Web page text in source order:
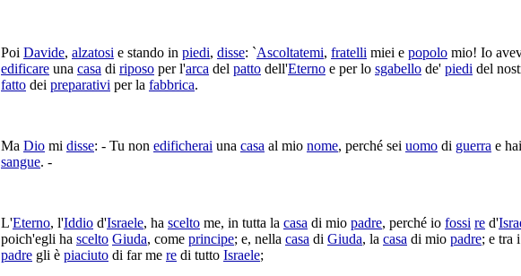
Poi Davide, alzatosi e stando in piedi, disse: `Ascoltatemi, fratelli miei e popolo mio! Io
edificare una casa di riposo per l'arca del patto dell'Eterno e per lo sgabello de' piedi del
fatto dei preparativi per la fabbrica.
Ma Dio mi disse: - Tu non edificherai una casa al mio nome, perché sei uomo di guerra e hai
sangue. -
L'Eterno, l'Iddio d'Israele, ha scelto me, in tutta la casa di mio padre, perché io fossi re d'
poich'egli ha scelto Giuda, come principe; e, nella casa di Giuda, la casa di mio padre; e tra i
padre gli è piaciuto di far me re di tutto Israele;